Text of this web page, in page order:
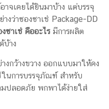
จเคยได้ยินมาบ้าง แต่บรรจุ
ว่าซองซาเช่ Package-DD
ซาเช่ คืออะไรมีการผลิต
บ้าง
งกว้างขวาง ออกแบบมาให้คง
นการบรรจุภัณฑ์ สำหรับ
ปลอดภัย พกพาได้ง่ายใส่